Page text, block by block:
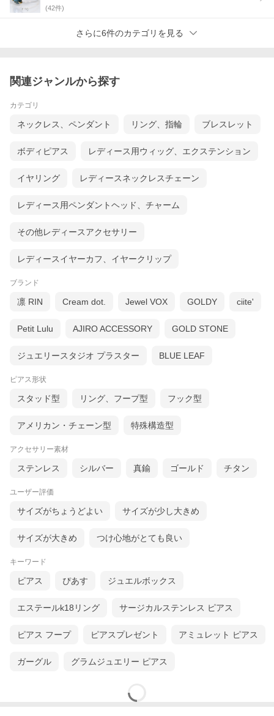
(42件)
さらに6件のカテゴリを見る
関連ジャンルから探す
カテゴリ
ネックレス、ペンダント リング、指輪 ブレスレット
ボディピアス レディース用ウィッグ、エクステンション
イヤリング レディースネックレスチェーン
レディース用ペンダントヘッド、チャーム
その他レディースアクセサリー
レディースイヤーカフ、イヤークリップ
ブランド
凛 RIN Cream dot. Jewel VOX GOLDY ciite'
Petit Lulu AJIRO ACCESSORY GOLD STONE
ジュエリースタジオ プラスター BLUE LEAF
ピアス形状
スタッド型 リング、フープ型 フック型
アメリカン・チェーン型 特殊構造型
アクセサリー素材
ステンレス シルバー 真鍮 ゴールド チタン
ユーザー評価
サイズがちょうどよい サイズが少し大きめ
サイズが大きめ つけ心地がとても良い
キーワード
ピアス ぴあす ジュエルボックス
エステールk18リング サージカルステンレス ピアス
ピアス フープ ピアスプレゼント アミュレット ピアス
ガーグル グラムジュエリー ピアス